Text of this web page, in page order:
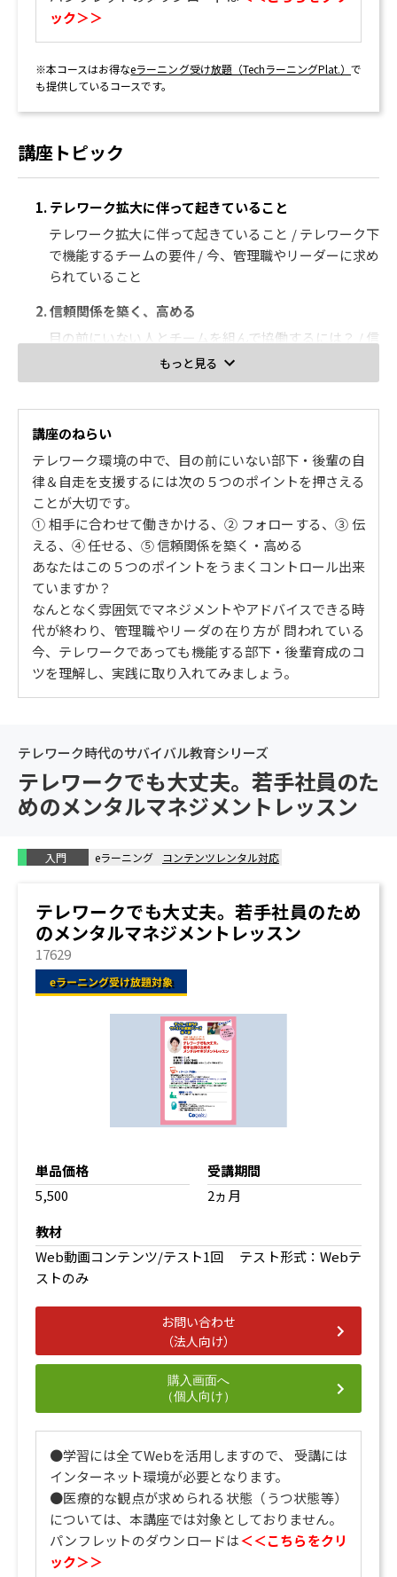
ック＞＞
※本コースはお得なeラーニング受け放題（TechラーニングPlat.）で
も提供しているコースです。
講座トピック
1. テレワーク拡大に伴って起きていること
テレワーク拡大に伴って起きていること / テレワーク下
で機能するチームの要件 / 今、管理職やリーダーに求め
られていること
2. 信頼関係を築く、高める
目の前にいない人とチームを組んで協働するには？ / 信
頼される人の基本行動 / 1対1の関係を築く / チーム内の
関係を高める
3. 任せる
テレワークでは、任せることが必須となる / 任せられな
い症候群の根っこにあるもの / 任せる時の心構え / 任せ
る前の準備
4. 依頼する ～ ステップ① 伝える
仕事を依頼するときの2大要素 / テレワークでは、雰囲
気マネジメントは通用しない / 伝える前に理解しておき
たい大前提 / 伝え方とその留意点
5. 依頼する ～ ステップ② フォローする
フォローを通じて、自律・自走を支援する / ホウレンソ
ウを受ける / 質問する / フィードバックする
ための考え方 / 相手に合わせたコミュニケーションのヒ
ント
もっと見る
講座のねらい
テレワーク環境の中で、目の前にいない部下・後輩の自
律＆自走を支援するには次の５つのポイントを押さえる
ことが大切です。
① 相手に合わせて働きかける、② フォローする、③ 伝
える、④ 任せる、⑤ 信頼関係を築く・高める
あなたはこの５つのポイントをうまくコントロール出来
ていますか？
なんとなく雰囲気でマネジメントやアドバイスできる時
代が終わり、管理職やリーダの在り方が 問われている
今、テレワークであっても機能する部下・後輩育成のコ
ツを理解し、実践に取り入れてみましょう。
テレワーク時代のサバイバル教育シリーズ
テレワークでも大丈夫。若手社員のた
めのメンタルマネジメントレッスン
入門 eラーニング コンテンツレンタル対応
テレワークでも大丈夫。若手社員のため
のメンタルマネジメントレッスン
17629
単品価格
5,500
受講期間
2ヵ月
教材
Web動画コンテンツ/テスト1回 テスト形式：Webテ
ストのみ
お問い合わせ
（法人向け）
購入画面へ
（個人向け）
●学習には全てWebを活用しますので、 受講には
インターネット環境が必要となります。
●医療的な観点が求められる状態（うつ状態等）
については、本講座では対象としておりません。
パンフレットのダウンロードは＜＜こちらをクリ
ック＞＞